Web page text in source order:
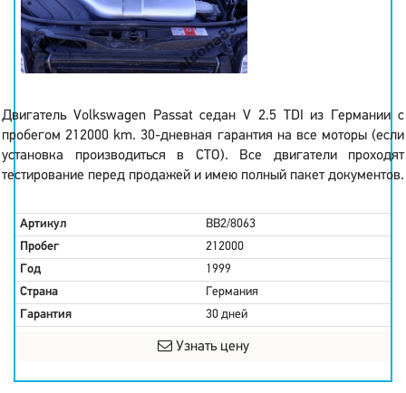
Двигатель Volkswagen Passat седан V 2.5 TDI из Германии с
пробегом 212000 km. 30-дневная гарантия на все моторы (если
установка производиться в СТО). Все двигатели проходят
тестирование перед продажей и имею полный пакет документов.
Артикул
BB2/8063
Пробег
212000
Год
1999
Страна
Германия
Гарантия
30 дней
Узнать цену